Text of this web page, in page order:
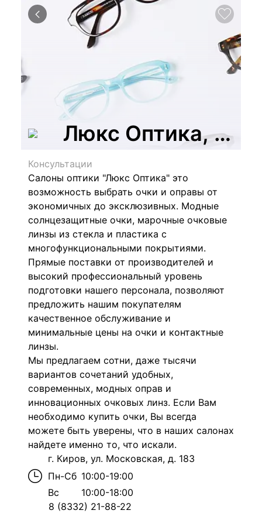
Люкс Оптика,
Консультации
Салоны оптики "Люкс Оптика" это
возможность выбрать очки и оправы от
экономичных до эксклюзивных. Модные
солнцезащитные очки, марочные очковые
линзы из стекла и пластика с
многофункциональными покрытиями.
Прямые поставки от производителей и
высокий профессиональный уровень
подготовки нашего персонала, позволяют
предложить нашим покупателям
качественное обслуживание и
минимальные цены на очки и контактные
линзы.
Мы предлагаем сотни, даже тысячи
вариантов сочетаний удобных,
современных, модных оправ и
инновационных очковых линз. Если Вам
необходимо купить очки, Вы всегда
можете быть уверены, что в наших салонах
найдете именно то, что искали.
г. Киров, ул. Московская, д. 183
Пн-Сб 10:00-19:00
Вс
10:00-18:00
8 (8332) 21-88-22